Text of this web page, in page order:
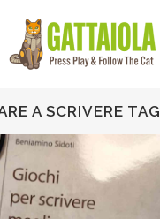
A SCRIVERE TAG